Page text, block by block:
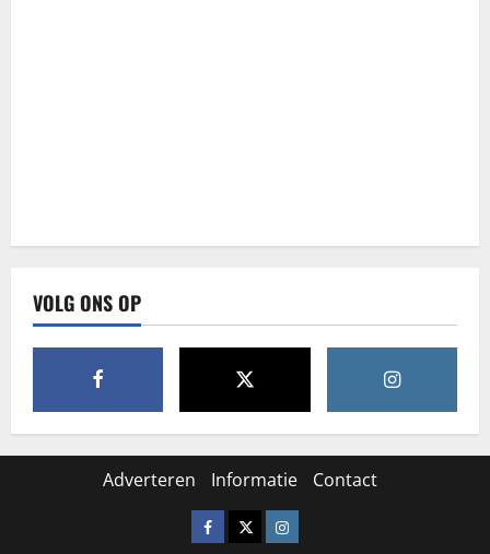
VOLG ONS OP
Adverteren Informatie Contact
Facebook
X Instagram